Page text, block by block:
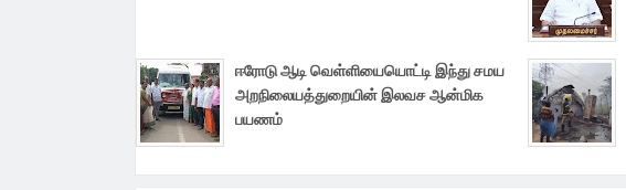
ஈரோடு ஆடி வெள்ளியையொட்டி இந்து சமய
அறநிலையத்துறையின் இலவச ஆன்மிக
பயணம்